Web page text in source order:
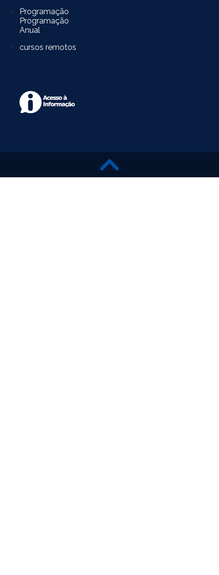
Programação
Programação
Anual
cursos remotos